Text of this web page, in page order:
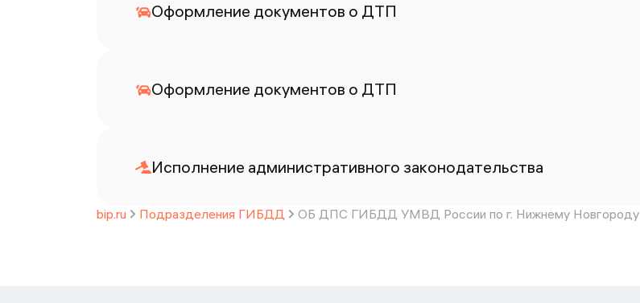
Оформление документов о ДТП
Оформление документов о ДТП
Исполнение административного законодательства
bip.ru Подразделения ГИБДД ОБ ДПС ГИБДД УМВД России по г. Нижнему Новгороду